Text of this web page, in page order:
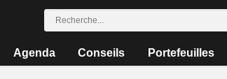
Agenda Conseils Portefeuilles